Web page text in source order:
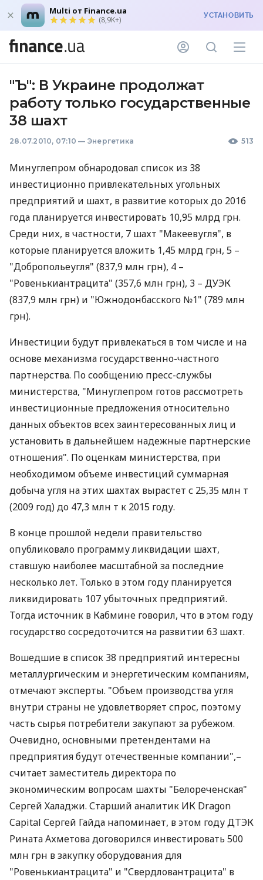
Multi от Finance.ua
(8,9K+) УСТАНОВИТЬ
"Ъ": В Украине продолжат
работу только государственные
38 шахт
28.07.2010, 07:10 — Энергетика 513
Минуглепром обнародовал список из 38
инвестиционно привлекательных угольных
предприятий и шахт, в развитие которых до 2016
года планируется инвестировать 10,95 млрд грн.
Среди них, в частности, 7 шахт "Макеевугля", в
которые планируется вложить 1,45 млрд грн, 5 –
"Добропольеугля" (837,9 млн грн), 4 –
"Ровенькиантрацита" (357,6 млн грн), 3 – ДУЭК
(837,9 млн грн) и "Южнодонбасского №1" (789 млн
грн).
Инвестиции будут привлекаться в том числе и на
основе механизма государственно-частного
партнерства. По сообщению пресс-службы
министерства, "Минуглепром готов рассмотреть
инвестиционные предложения относительно
данных объектов всех заинтересованных лиц и
установить в дальнейшем надежные партнерские
отношения". По оценкам министерства, при
необходимом объеме инвестиций суммарная
добыча угля на этих шахтах вырастет с 25,35 млн т
(2009 год) до 47,3 млн т к 2015 году.
В конце прошлой недели правительство
опубликовало программу ликвидации шахт,
ставшую наиболее масштабной за последние
несколько лет. Только в этом году планируется
ликвидировать 107 убыточных предприятий.
Тогда источник в Кабмине говорил, что в этом году
государство сосредоточится на развитии 63 шахт.
Вошедшие в список 38 предприятий интересны
металлургическим и энергетическим компаниям,
отмечают эксперты. "Объем производства угля
внутри страны не удовлетворяет спрос, поэтому
часть сырья потребители закупают за рубежом.
Очевидно, основными претендентами на
предприятия будут отечественные компании",–
считает заместитель директора по
экономическим вопросам шахты "Белореченская"
Сергей Халаджи. Старший аналитик ИК Dragon
Capital Сергей Гайда напоминает, в этом году ДТЭК
Рината Ахметова договорился инвестировать 500
млн грн в закупку оборудования для
"Ровенькиантрацита" и "Свердловантрацита" в